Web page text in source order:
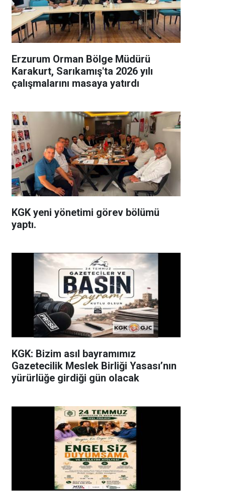
Erzurum Orman Bölge Müdürü
Karakurt, Sarıkamış'ta 2026 yılı
çalışmalarını masaya yatırdı
KGK yeni yönetimi görev bölümü
yaptı.
KGK: Bizim asıl bayramımız
Gazetecilik Meslek Birliği Yasası’nın
yürürlüğe girdiği gün olacak